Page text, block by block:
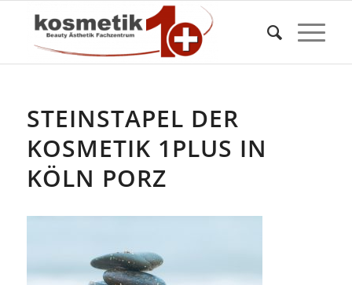
STEINSTAPEL DER
KOSMETIK 1PLUS IN
KÖLN PORZ